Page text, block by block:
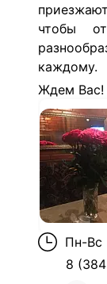
чтобы
каждому.
Ждем Вас!
Пн-Вс
8